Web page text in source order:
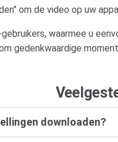
om de video op uw
waarmee u
gedenkwaardige
downloaden?